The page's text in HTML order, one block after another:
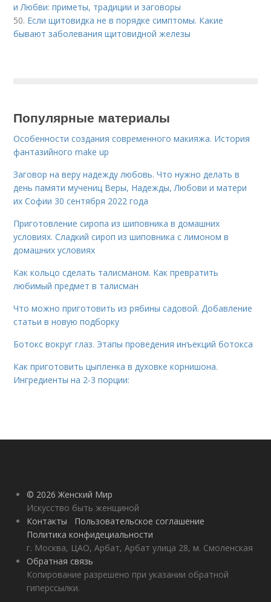
и Любви: приметы, традиции и заговоры
50. Если щитовидка не в порядке симптомы. Какие
бывают заболевания щитовидной железы
Популярные материалы
Особенности создания современного макияжа. История
фантазийного make up
Заговор на веру надежду любовь. Что нужно делать в
день памяти мучениц Веры, Надежды, Любови и матери
их Софии 30 сентября 2022 года
Приготовление сиропа из шиповника в домашних
условиях. Сладкий сироп из шиповника с лимоном в
домашних условиях
Как кольцо сделать талисманом. Как превратить
любимый предмет в талисман
Что можно приготовить из рябины садовой. Добавление
статьи в новую подборку
Ботокс вокруг глаз. Этапы проведения инъекций ботокса
Как приготовить цыпленка в духовке корнишона.
Ингредиенты на 2-3 порции:
© 2026 Женский Мир
Искусство быть женщиной
Контакты
Пользовательское соглашение
Политика конфидециальности
г. Москва, ЦАО, Арбат, Арбат улица 28, м. Смоленская
Обратная связь
Копирование разрешено при указании обратной
гиперссылки.